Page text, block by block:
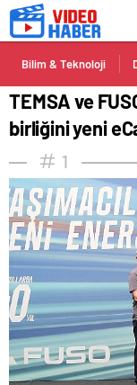
Bilim & Teknoloji
TEMSA ve
birliğini yeni
1